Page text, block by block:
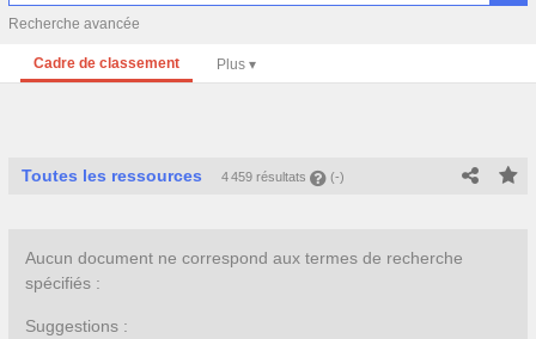
Recherche avancée
Cadre de classement
Toutes les ressources 4 459 résultats (-)
Aucun document ne correspond aux termes de recherche
spécifiés :
Suggestions :